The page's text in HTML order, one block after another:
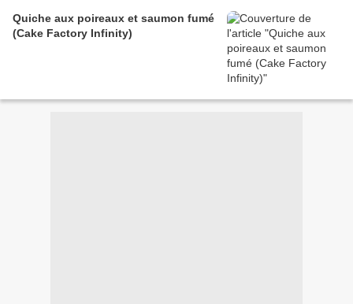
Quiche aux poireaux et saumon fumé
(Cake Factory Infinity)